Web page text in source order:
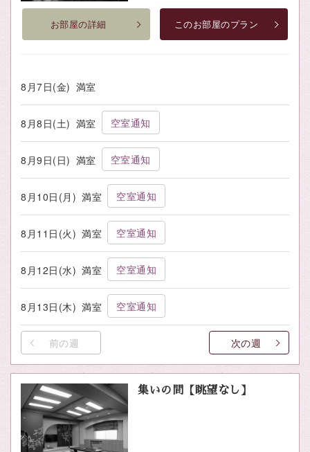
お部屋の詳細 このお部屋のプラン
8月7日(金) 満室
8月8日(土) 満室 空室通知
8月9日(日) 満室 空室通知
8月10日(月) 満室 空室通知
8月11日(火) 満室 空室通知
8月12日(水) 満室 空室通知
8月13日(木) 満室 空室通知
前の週 次の週
集いの間【眺望なし】